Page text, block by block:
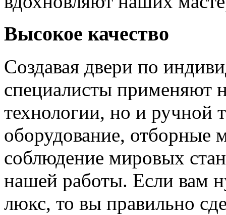
Высокое качество
Создавая двери по
специалисты применяют
технологии, но и ручной
оборудование, отборные
соблюдение мировых
нашей работы. Если вам
люкс, то вы правильно